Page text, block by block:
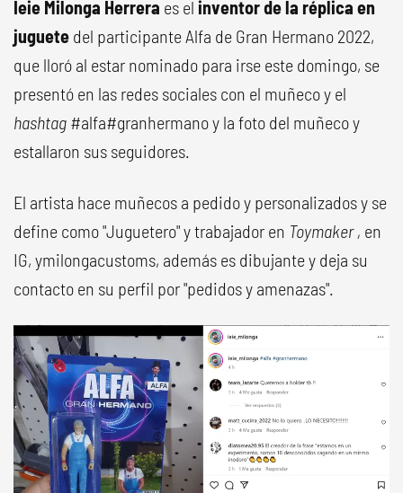
Ieie Milonga Herrera es el inventor de la réplica en
juguete del participante Alfa de Gran Hermano 2022,
que lloró al estar nominado para irse este domingo, se
presentó en las redes sociales con el muñeco y el
hashtag #alfa#granhermano y la foto del muñeco y
estallaron sus seguidores.
El artista hace muñecos a pedido y personalizados y se
define como "Juguetero" y trabajador en Toymaker , en
IG, ymilongacustoms, además es dibujante y deja su
contacto en su perfil por "pedidos y amenazas".